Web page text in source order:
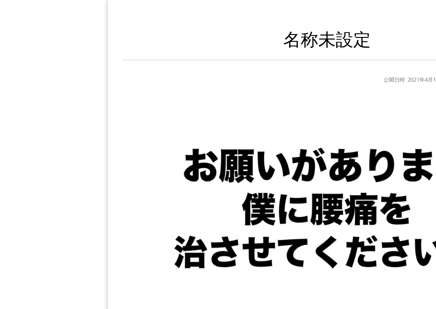
名称未設定
公開日時: 2021年4月